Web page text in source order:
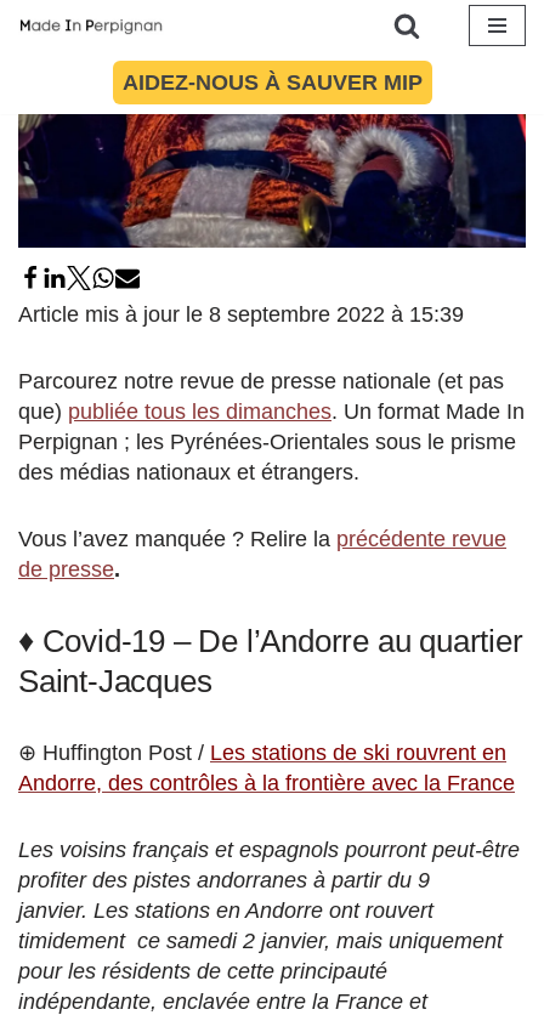
contenu
AIDEZ-NOUS À SAUVER MIP
Article mis à jour le 8 septembre 2022 à 15:39
Parcourez notre revue de presse nationale (et pas
que) publiée tous les dimanches. Un format Made In
Perpignan ; les Pyrénées-Orientales sous le prisme
des médias nationaux et étrangers.
Vous l’avez manquée ? Relire la précédente revue
de presse.
♦ Covid-19 – De l’Andorre au quartier
Saint-Jacques
⊕ Huffington Post / Les stations de ski rouvrent en
Andorre, des contrôles à la frontière avec la France
Les voisins français et espagnols pourront peut-être
profiter des pistes andorranes à partir du 9
janvier. Les stations en Andorre ont rouvert
timidement ce samedi 2 janvier, mais uniquement
pour les résidents de cette principauté
indépendante, enclavée entre la France et